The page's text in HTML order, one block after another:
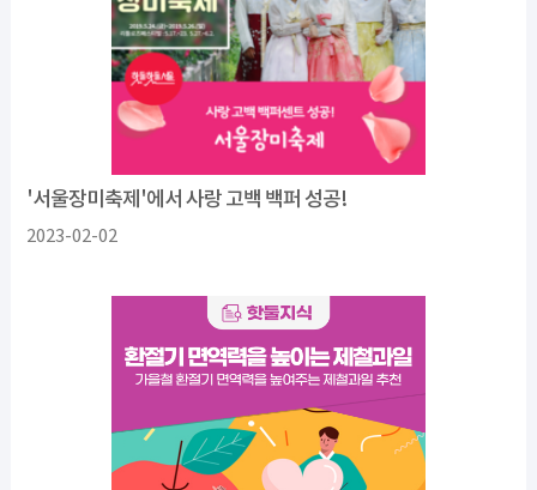
'서울장미축제'에서 사랑 고백 백퍼 성공!
2023-02-02